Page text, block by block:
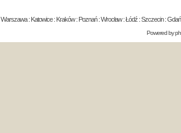
Warszawa : Katowice : Kraków : Poznań : Wrocław : Łódź : Szczecin :
Powered by